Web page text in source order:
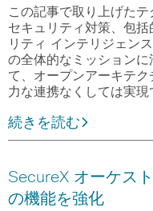
この記事で取り上げた
セキュリティ対策、包括
リティ インテリジェン
の全体的なミッション
て、オープンアーキテ
力な連携なくしては実現
続きを読む
SecureX オーケス
の機能を強化